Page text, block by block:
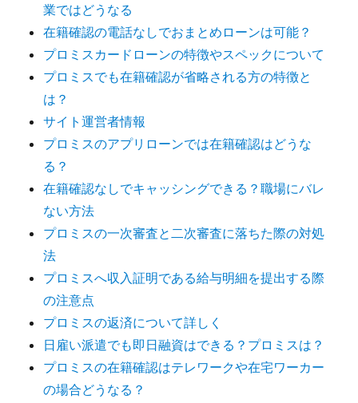
業ではどうなる
在籍確認の電話なしでおまとめローンは可能？
プロミスカードローンの特徴やスペックについて
プロミスでも在籍確認が省略される方の特徴と
は？
サイト運営者情報
プロミスのアプリローンでは在籍確認はどうな
る？
在籍確認なしでキャッシングできる？職場にバレ
ない方法
プロミスの一次審査と二次審査に落ちた際の対処
法
プロミスへ収入証明である給与明細を提出する際
の注意点
プロミスの返済について詳しく
日雇い派遣でも即日融資はできる？プロミスは？
プロミスの在籍確認はテレワークや在宅ワーカー
の場合どうなる？